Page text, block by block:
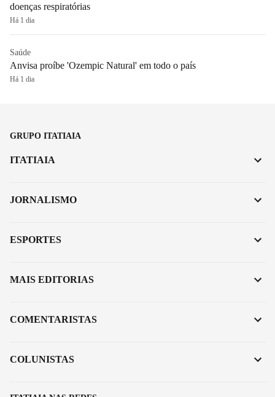
doenças respiratórias
Há 1 dia
Saúde
Anvisa proíbe 'Ozempic Natural' em todo o país
Há 1 dia
GRUPO ITATIAIA
ITATIAIA
JORNALISMO
ESPORTES
MAIS EDITORIAS
COMENTARISTAS
COLUNISTAS